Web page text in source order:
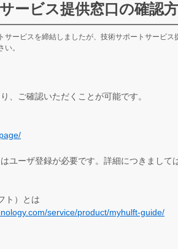
ービス提供窓口の確認
サービスを締結しましたが、技術サポートサービス
。
、ご確認いただくことが可能です。
ユーザ登録が必要です。詳細につきまして
ト）とは
service/product/myhulft-guide/